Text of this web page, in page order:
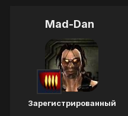
Mad-Dan
Зарегистрированный